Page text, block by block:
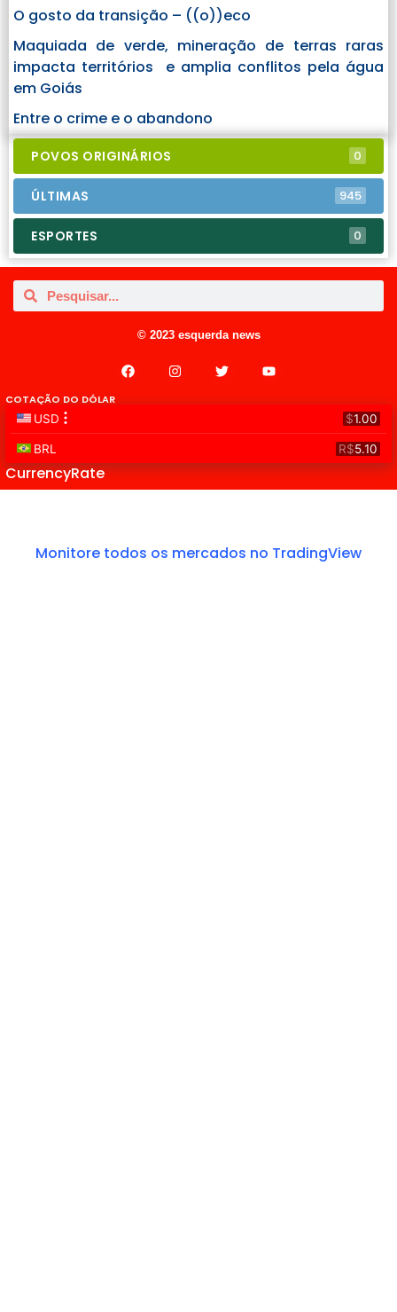
O gosto da transição – ((o))eco
Maquiada de verde, mineração de terras raras
impacta territórios e amplia conflitos pela água
em Goiás
Entre o crime e o abandono
POVOS ORIGINÁRIOS 0
ÚLTIMAS 945
ESPORTES 0
© 2023 esquerda news
COTAÇÃO DO DÓLAR
CurrencyRate
Monitore todos os mercados no TradingView